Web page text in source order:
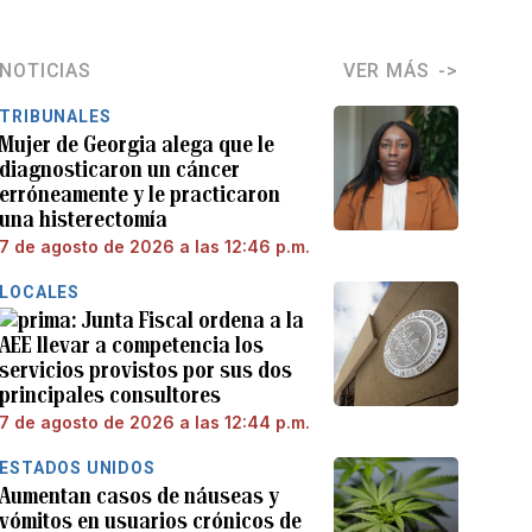
NOTICIAS VER MÁS
TRIBUNALES
Mujer de Georgia alega que le
diagnosticaron un cáncer
erróneamente y le practicaron
una histerectomía
7 de agosto de 2026 a las 12:46 p.m.
LOCALES
Junta Fiscal ordena a la
AEE llevar a competencia los
servicios provistos por sus dos
principales consultores
7 de agosto de 2026 a las 12:44 p.m.
ESTADOS UNIDOS
Aumentan casos de náuseas y
vómitos en usuarios crónicos de